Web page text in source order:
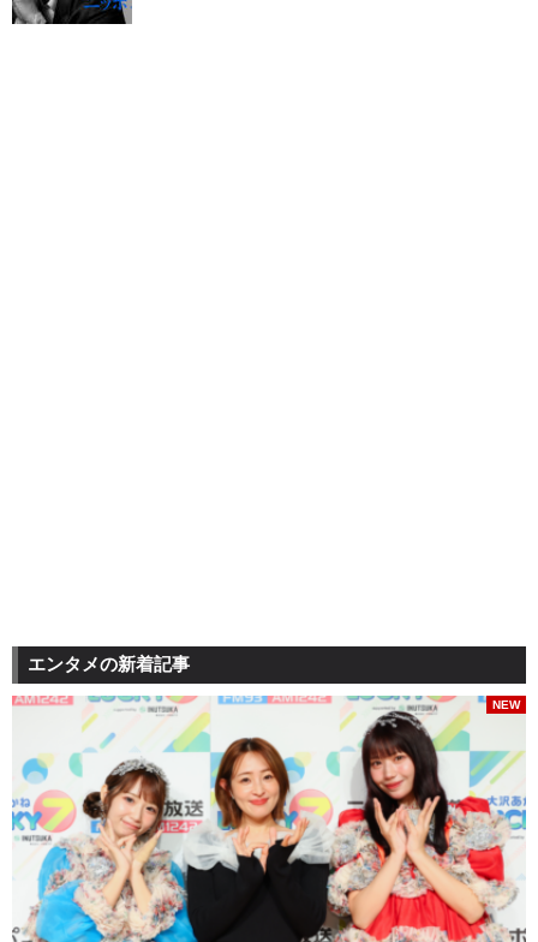
エンタメの新着記事
NEW